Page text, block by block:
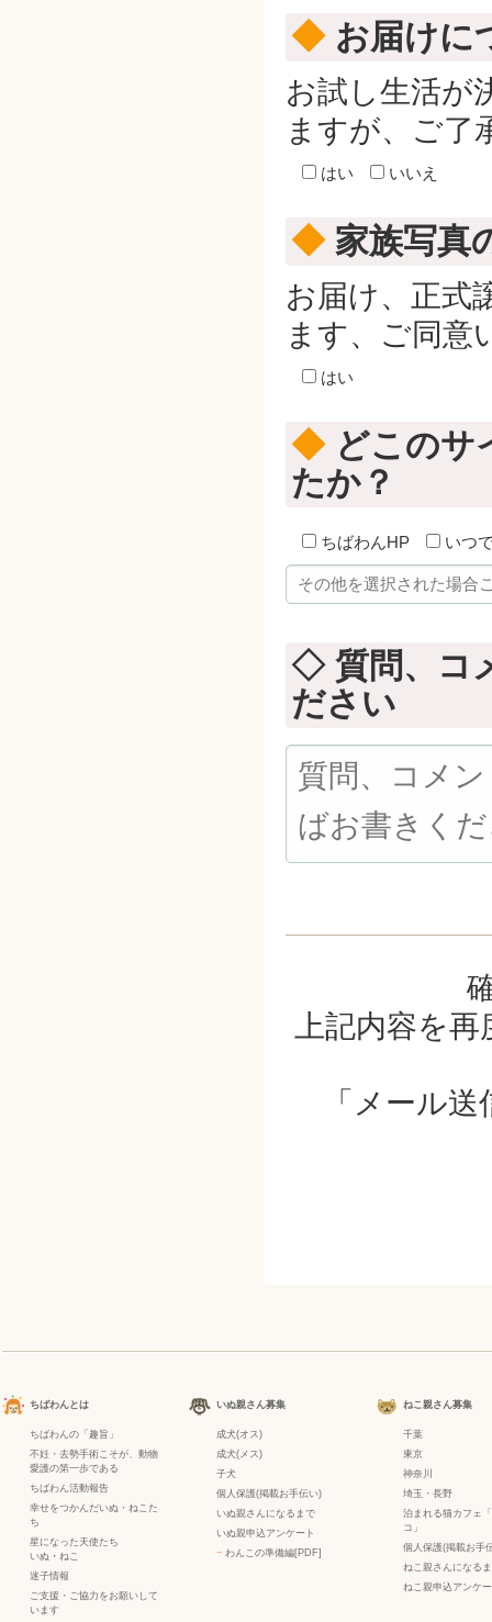
◆お届けに
お試し生活が
ますが、ご了
はい いいえ
◆家族写真
お届け、正式
ます、ご同意
はい
◆どこのサ
たか？
ちばわんHP いつ
◇ 質問、コ
ださい
上記内容を
「メール
ちばわんとは
ちばわんの「趣旨」
不妊・去勢手術こそが、動物
愛護の第一歩である
ちばわん活動報告
幸せをつかんだいぬ・ねこた
ち
星になった天使たち
いぬ ・ ねこ
迷子情報
ご支援・ご協力をお願いして
います
いぬ親さん募集
成犬(オス)
成犬(メス)
子犬
個人保護(掲載お手伝い)
いぬ親さんになるまで
いぬ親申込アンケート
− わんこの準備編[PDF]
ねこ親さん募集
千葉
東京
神奈川
埼玉・長野
泊まれる猫カフェ
コ」
個人保護(掲載お手
ねこ親さんになる
ねこ親申込アンケ